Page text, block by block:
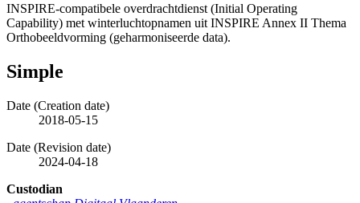
INSPIRE-compatibele overdrachtdienst (Initial Operating
Capability) met winterluchtopnamen uit INSPIRE Annex II Thema
Orthobeeldvorming (geharmoniseerde data).
Simple
Date (Creation date)
2018-05-15
Date (Revision date)
2024-04-18
Custodian